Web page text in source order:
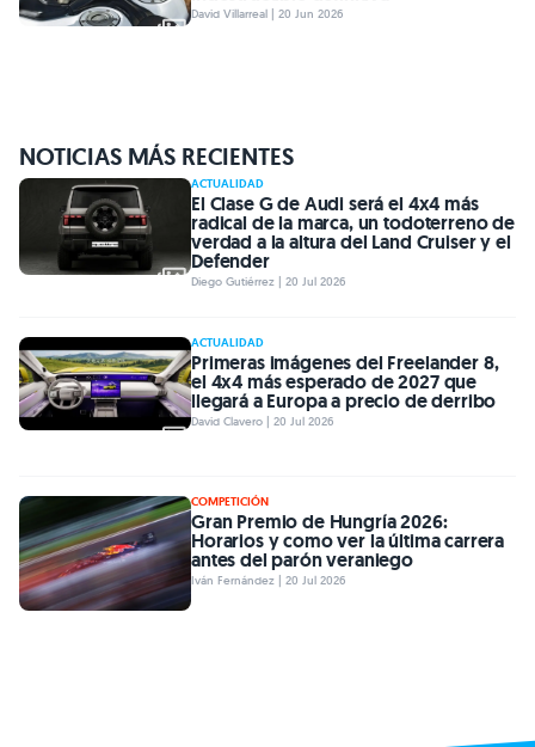
David Villarreal | 20 Jun 2026
NOTICIAS MÁS RECIENTES
ACTUALIDAD
El Clase G de Audi será el 4x4 más
radical de la marca, un todoterreno de
verdad a la altura del Land Cruiser y el
Defender
Diego Gutiérrez | 20 Jul 2026
ACTUALIDAD
Primeras imágenes del Freelander 8,
el 4x4 más esperado de 2027 que
llegará a Europa a precio de derribo
David Clavero | 20 Jul 2026
COMPETICIÓN
Gran Premio de Hungría 2026:
Horarios y como ver la última carrera
antes del parón veraniego
Iván Fernández | 20 Jul 2026